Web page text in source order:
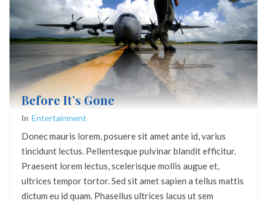
Before It’s Gone
In Entertainment
Donec mauris lorem, posuere sit amet ante id, varius
tincidunt lectus. Pellentesque pulvinar blandit efficitur.
Praesent lorem lectus, scelerisque mollis augue et,
ultrices tempor tortor. Sed sit amet sapien a tellus mattis
dictum eu id quam. Phasellus ultrices lacus ut sem